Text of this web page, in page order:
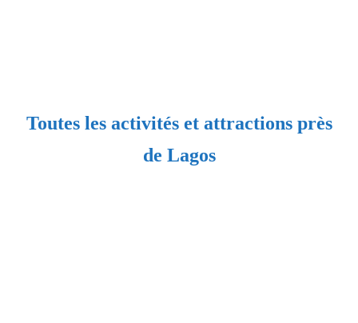
Toutes les activités et attractions près
de Lagos